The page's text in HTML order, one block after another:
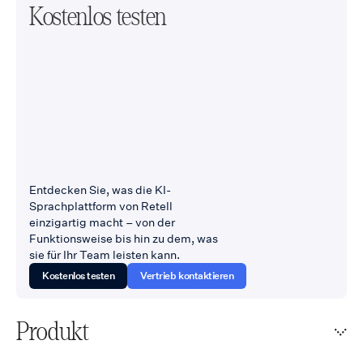
Kostenlos testen
Entdecken Sie, was die KI-
Sprachplattform von Retell
einzigartig macht – von der
Funktionsweise bis hin zu dem, was
sie für Ihr Team leisten kann.
Kostenlos testen Vertrieb kontaktieren
Produkt